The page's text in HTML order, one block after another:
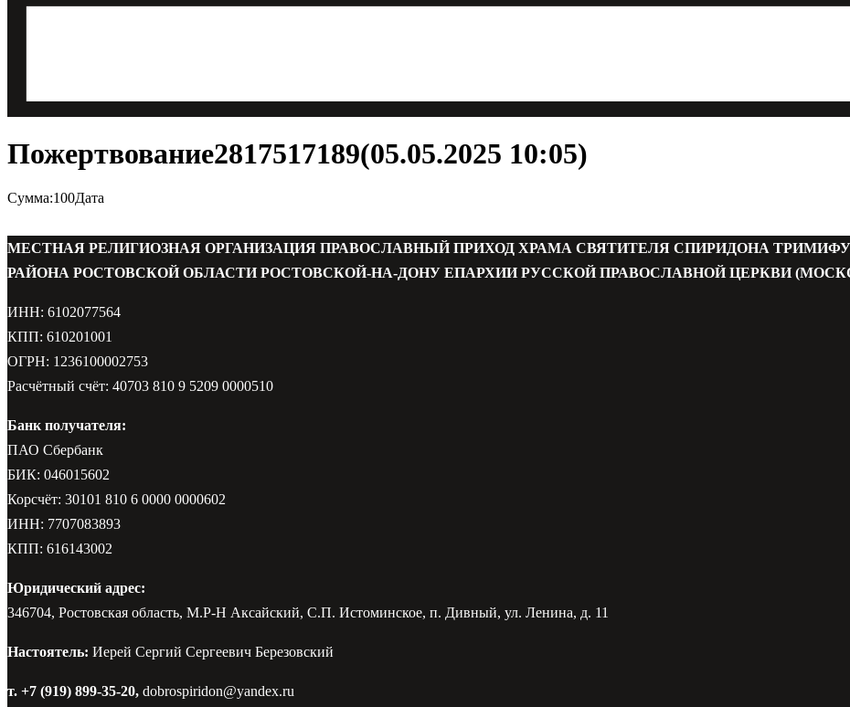
Пожертвование2817517189(05.05.2025 10:05)
Сумма:100Дата
МЕСТНАЯ РЕЛИГИОЗНАЯ ОРГАНИЗАЦИЯ ПРАВОСЛАВНЫЙ ПРИХОД ХРАМА СВЯТИТЕЛЯ СПИРИДОНА
РАЙОНА РОСТОВСКОЙ ОБЛАСТИ РОСТОВСКОЙ-НА-ДОНУ ЕПАРХИИ РУССКОЙ ПРАВОСЛАВНОЙ ЦЕРКВИ
ИНН: 6102077564
КПП: 610201001
ОГРН: 1236100002753
Расчётный счёт: 40703 810 9 5209 0000510
Банк получателя:
ПАО Сбербанк
БИК: 046015602
Корсчёт: 30101 810 6 0000 0000602
ИНН: 7707083893
КПП: 616143002
Юридический адрес:
346704, Ростовская область, М.Р-Н Аксайский, С.П. Истоминское, п. Дивный, ул. Ленина, д. 11
Настоятель: Иерей Сергий Сергеевич Березовский
т. +7 (919) 899-35-20, dobrospiridon@yandex.ru